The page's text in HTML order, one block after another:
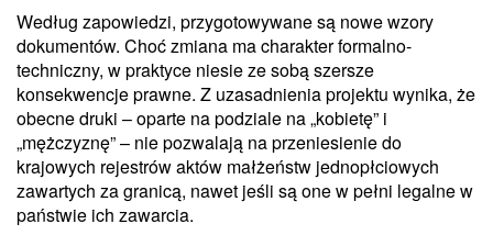
Według zapowiedzi, przygotowywane są nowe wzory
dokumentów. Choć zmiana ma charakter formalno-
techniczny, w praktyce niesie ze sobą szersze
konsekwencje prawne. Z uzasadnienia projektu wynika, że
obecne druki – oparte na podziale na „kobietę” i
„mężczyznę” – nie pozwalają na przeniesienie do
krajowych rejestrów aktów małżeństw jednopłciowych
zawartych za granicą, nawet jeśli są one w pełni legalne w
państwie ich zawarcia.